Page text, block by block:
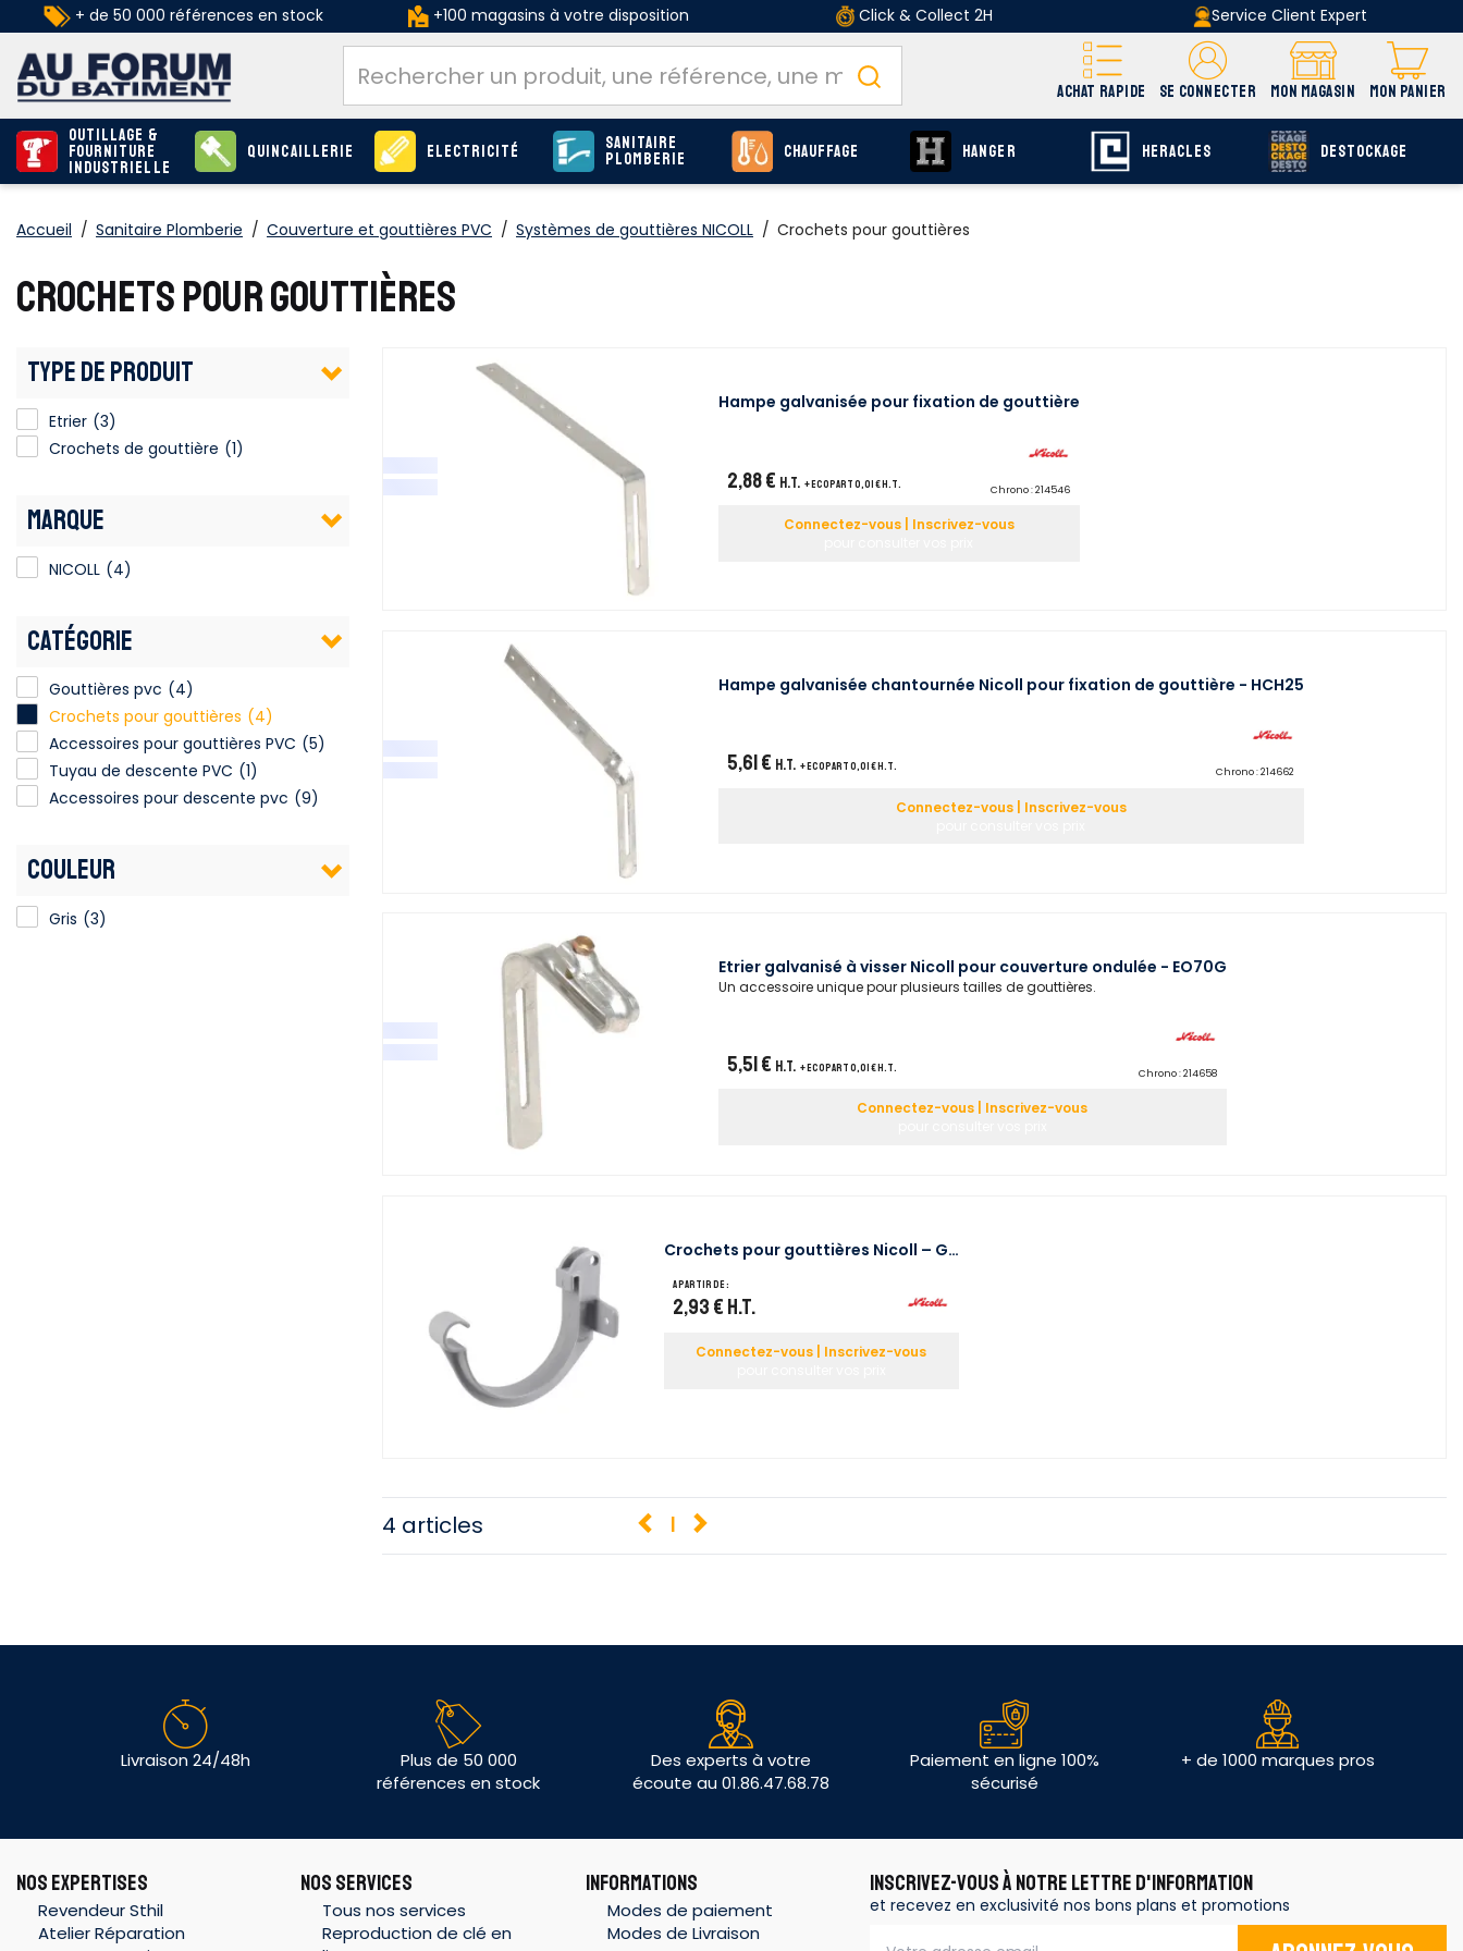
+ de 50 000 références en stock +100 magasins à votre disposition Click & Collect 2H Service Client Expert
ACHAT RAPIDE SE CONNECTER MON MAGASIN MON PANIER
Outillage &
Fourniture
industrielle
Quincaillerie Electricité Sanitaire
Plomberie Chauffage HANGER HERACLES DESTOCKAGE
Accueil / Sanitaire Plomberie / Couverture et gouttières PVC / Systèmes de gouttières NICOLL / Crochets pour gouttières
CROCHETS POUR GOUTTIÈRES
TYPE DE PRODUIT
Etrier (3)
Crochets de gouttière (1)
MARQUE
NICOLL (4)
CATÉGORIE
Gouttières pvc (4)
Crochets pour gouttières (4)
Accessoires pour gouttières PVC (5)
Tuyau de descente PVC (1)
Accessoires pour descente pvc (9)
COULEUR
Gris (3)
Hampe galvanisée pour fixation de gouttière
2,88 € H.T. + ecopart 0,01 € H.T. Chrono :214546
Connectez-vous | Inscrivez-vous
Hampe galvanisée chantournée Nicoll pour fixation de gouttière - HCH25
5,61 € H.T. + ecopart 0,01 € H.T. Chrono :214662
Connectez-vous | Inscrivez-vous
Etrier galvanisé à visser Nicoll pour couverture ondulée - EO70G
Un accessoire unique pour plusieurs tailles de gouttières.
5,51 € H.T. + ecopart 0,01 € H.T. Chrono :214658
Connectez-vous | Inscrivez-vous
Crochets pour gouttières Nicoll – G…
A partir de :
2,93 € H.T.
Connectez-vous | Inscrivez-vous
4 articles 1
Livraison 24/48h
Plus de 50 000
références en stock
Des experts à votre
écoute au 01.86.47.68.78
Paiement en ligne 100%
sécurisé
+ de 1000 marques pros
NOS EXPERTISES
Revendeur Sthil
Atelier Réparation
NOS SERVICES
Tous nos services
Reproduction de clé en
INFORMATIONS
Modes de paiement
Modes de Livraison
INSCRIVEZ-VOUS À NOTRE LETTRE D'INFORMATION
et recevez en exclusivité nos bons plans et promotions